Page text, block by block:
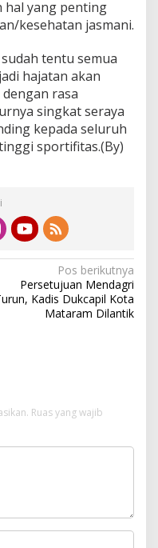
hal yang penting
kesehatan jasmani.
tentu semua
hajatan akan
rasa
singkat seraya
kepada seluruh
sportifitas.(By)
Pos berikutnya
Persetujuan Mendagri
Kadis Dukcapil Kota
Mataram Dilantik
Ruas yang wajib